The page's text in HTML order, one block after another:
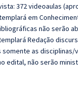
372 videoaulas
em
não serão
Redação
somente as
edital, não serão